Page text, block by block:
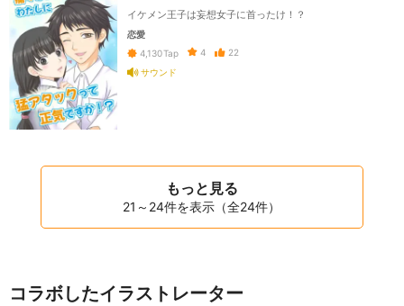
イケメン王子は妄想女子に首ったけ！？
恋愛
4,130Tap 4
22
サウンド
もっと見る
21～24件を表示（全24件）
コラボしたイラストレーター